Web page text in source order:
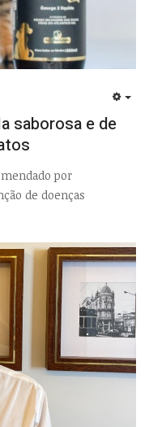
saborosa e de
por
de doenças